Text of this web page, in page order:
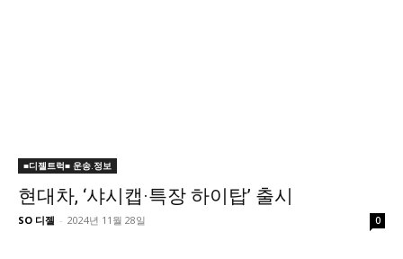
■디젤트럭■ 운송.정보
현대차, ‘샤시캡·특장 하이탑’ 출시
SO 디젤 - 2024년 11월 28일 0